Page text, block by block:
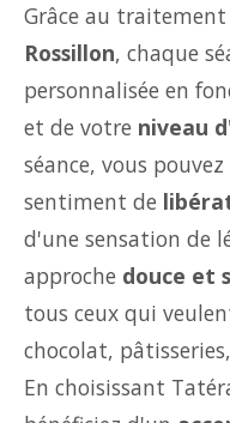
Grâce au traitement
Rossillon, chaque
personnalisée en
et de votre niveau
séance, vous
sentiment de
d'une sensation de
approche douce et
tous ceux qui
chocolat,
En choisissant